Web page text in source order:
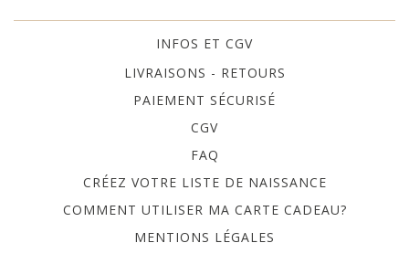
INFOS ET CGV
LIVRAISONS - RETOURS
PAIEMENT SÉCURISÉ
CGV
FAQ
CRÉEZ VOTRE LISTE DE NAISSANCE
COMMENT UTILISER MA CARTE CADEAU?
MENTIONS LÉGALES